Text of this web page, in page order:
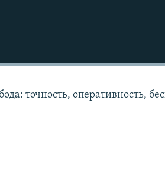
точность, оперативность,